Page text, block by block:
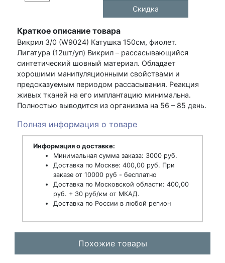
Скидка
Краткое описание товара
Викрил 3/0 (W9024) Катушка 150см, фиолет.
Лигатура (12шт/уп) Викрил – рассасывающийся
синтетический шовный материал. Обладает
хорошими манипуляционными свойствами и
предсказуемым периодом рассасывания. Реакция
живых тканей на его имплантацию минимальна.
Полностью выводится из организма на 56 – 85 день.
Полная информация о товаре
Информация о доставке:
Минимальная сумма заказа: 3000 руб.
Доставка по Москве: 400,00 руб. При
заказе от 10000 руб - бесплатно
Доставка по Московской области: 400,00
руб. + 30 руб/км от МКАД.
Доставка по России в любой регион
Похожие товары